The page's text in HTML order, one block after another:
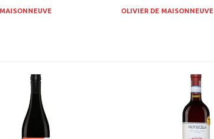
OLIVIER DE MAISONNEUVE